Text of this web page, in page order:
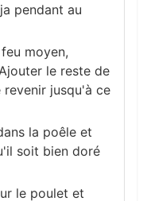
pendant au
moyen,
le reste de
jusqu'à ce
la poêle et
soit bien doré
le poulet et